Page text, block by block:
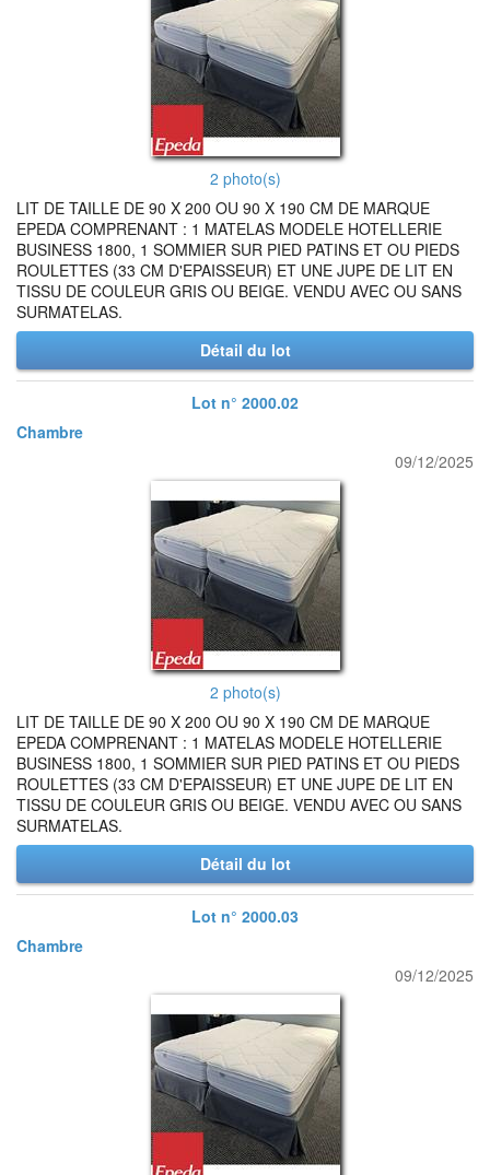
2 photo(s)
LIT DE TAILLE DE 90 X 200 OU 90 X 190 CM DE MARQUE
EPEDA COMPRENANT : 1 MATELAS MODELE HOTELLERIE
BUSINESS 1800, 1 SOMMIER SUR PIED PATINS ET OU PIEDS
ROULETTES (33 CM D'EPAISSEUR) ET UNE JUPE DE LIT EN
TISSU DE COULEUR GRIS OU BEIGE. VENDU AVEC OU SANS
SURMATELAS.
Détail du lot
Lot n° 2000.02
Chambre
09/12/2025
2 photo(s)
LIT DE TAILLE DE 90 X 200 OU 90 X 190 CM DE MARQUE
EPEDA COMPRENANT : 1 MATELAS MODELE HOTELLERIE
BUSINESS 1800, 1 SOMMIER SUR PIED PATINS ET OU PIEDS
ROULETTES (33 CM D'EPAISSEUR) ET UNE JUPE DE LIT EN
TISSU DE COULEUR GRIS OU BEIGE. VENDU AVEC OU SANS
SURMATELAS.
Détail du lot
Lot n° 2000.03
Chambre
09/12/2025